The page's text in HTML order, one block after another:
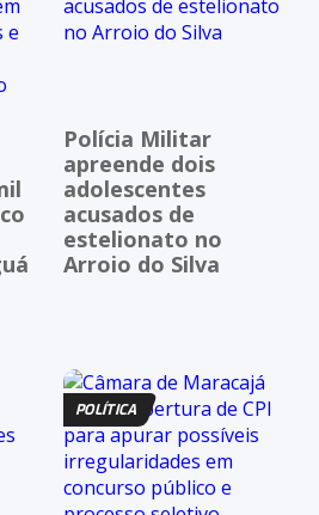
Polícia Militar
apreende dois
adolescentes
acusados de
estelionato no
Arroio do Silva
POLÍTICA